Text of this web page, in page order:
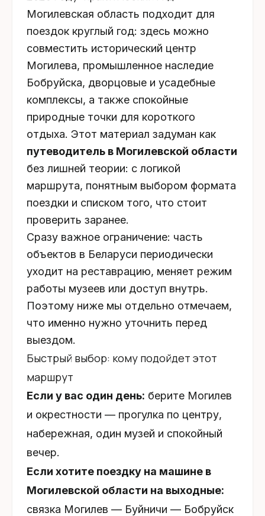
Могилевская область подходит для
поездок круглый год: здесь можно
совместить исторический центр
Могилева, промышленное наследие
Бобруйска, дворцовые и усадебные
комплексы, а также спокойные
природные точки для короткого
отдыха. Этот материал задуман как
путеводитель в Могилевской области
без лишней теории: с логикой
маршрута, понятным выбором формата
поездки и списком того, что стоит
проверить заранее.
Сразу важное ограничение: часть
объектов в Беларуси периодически
уходит на реставрацию, меняет режим
работы музеев или доступ внутрь.
Поэтому ниже мы отдельно отмечаем,
что именно нужно уточнить перед
выездом.
Быстрый выбор: кому подойдет этот
маршрут
Если у вас один день: берите Могилев
и окрестности — прогулка по центру,
набережная, один музей и спокойный
вечер.
Если хотите поездку на машине в
Могилевской области на выходные:
связка Могилев — Буйничи — Бобруйск